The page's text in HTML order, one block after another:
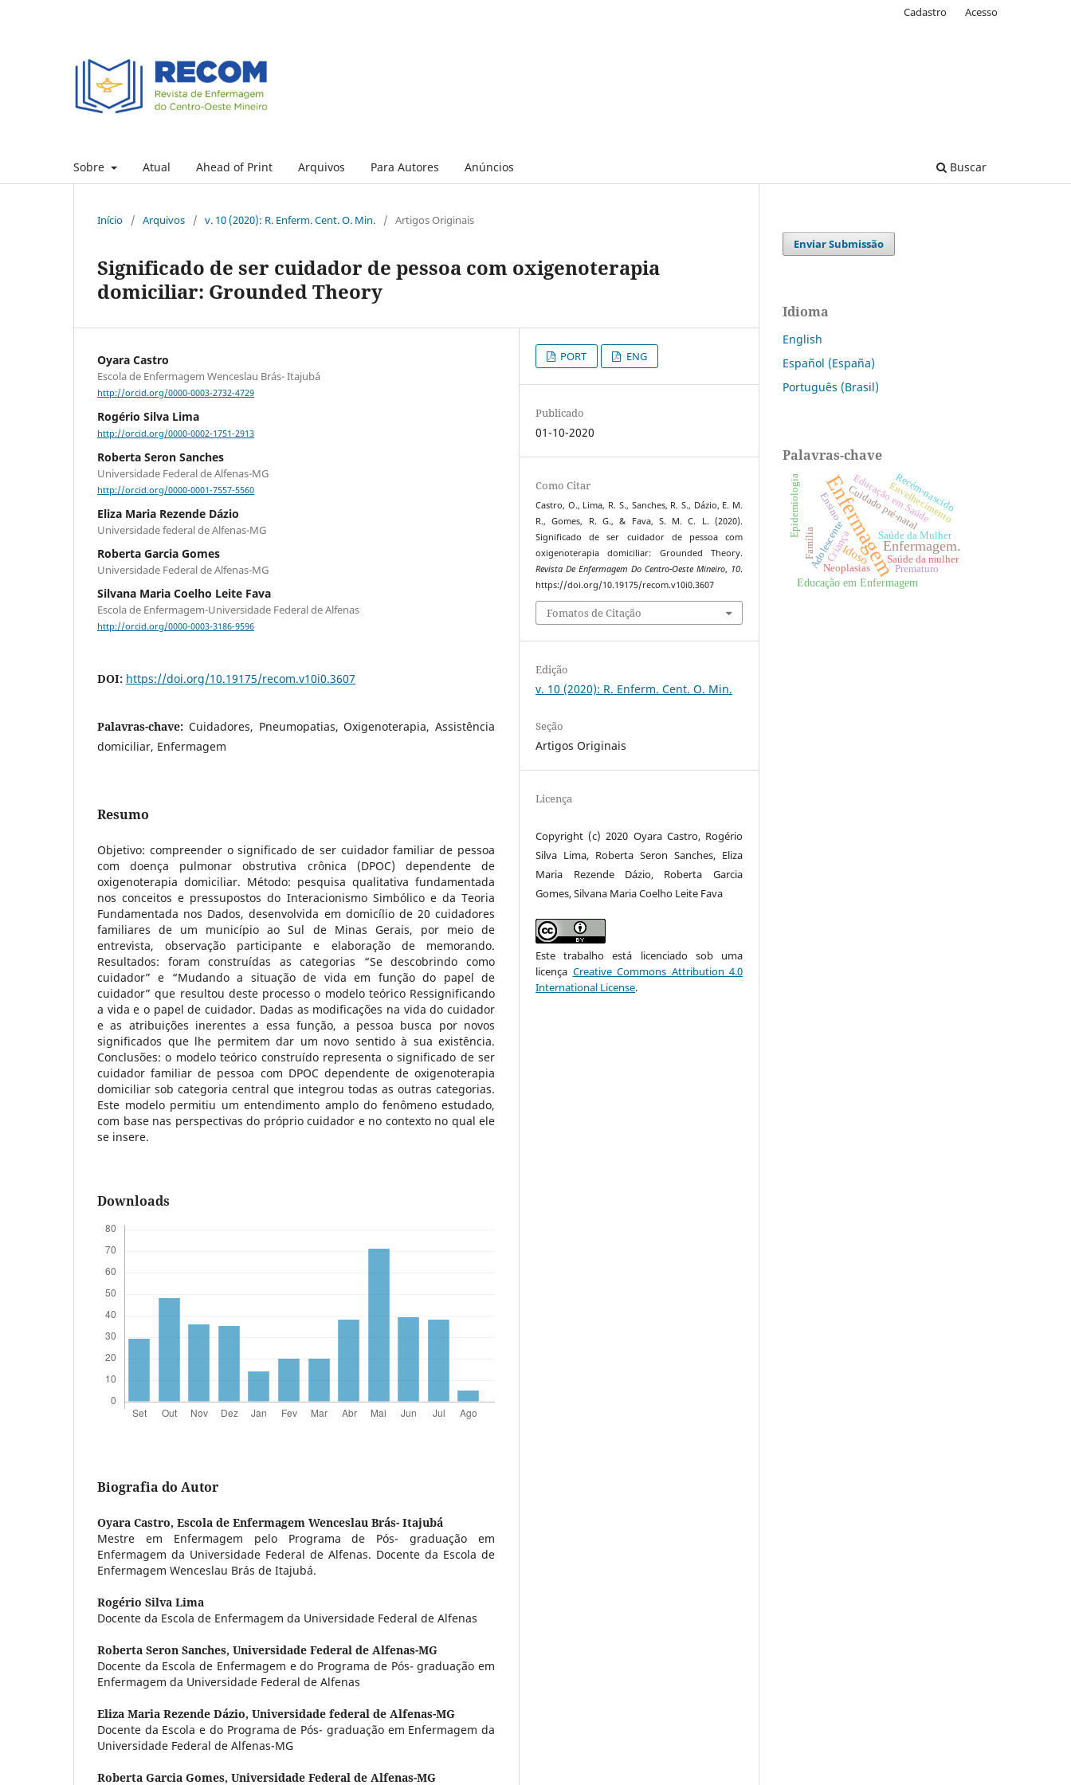
Sobre Atual Ahead of Print Arquivos Para Autores Anúncios Buscar
Cadastro Acesso
Início / Arquivos / v. 10 (2020): R. Enferm. Cent. O. Min. / Artigos Originais
Significado de ser cuidador de pessoa com oxigenoterapia
domiciliar: Grounded Theory
Oyara Castro
Escola de Enfermagem Wenceslau Brás- Itajubá
http://orcid.org/0000-0003-2732-4729
Rogério Silva Lima
http://orcid.org/0000-0002-1751-2913
Roberta Seron Sanches
Universidade Federal de Alfenas-MG
http://orcid.org/0000-0001-7557-5560
Eliza Maria Rezende Dázio
Universidade federal de Alfenas-MG
Roberta Garcia Gomes
Universidade Federal de Alfenas-MG
Silvana Maria Coelho Leite Fava
Escola de Enfermagem-Universidade Federal de Alfenas
http://orcid.org/0000-0003-3186-9596
DOI: https://doi.org/10.19175/recom.v10i0.3607
Palavras-chave: Cuidadores, Pneumopatias, Oxigenoterapia, Assistência
domiciliar, Enfermagem
Resumo
Objetivo: compreender o significado de ser cuidador familiar de pessoa
com doença pulmonar obstrutiva crônica (DPOC) dependente de
oxigenoterapia domiciliar. Método: pesquisa qualitativa fundamentada
nos conceitos e pressupostos do Interacionismo Simbólico e da Teoria
Fundamentada nos Dados, desenvolvida em domicílio de 20 cuidadores
familiares de um município ao Sul de Minas Gerais, por meio de
entrevista, observação participante e elaboração de memorando.
Resultados: foram construídas as categorias “Se descobrindo como
cuidador” e “Mudando a situação de vida em função do papel de
cuidador” que resultou deste processo o modelo teórico Ressignificando
a vida e o papel de cuidador. Dadas as modificações na vida do cuidador
e as atribuições inerentes a essa função, a pessoa busca por novos
significados que lhe permitem dar um novo sentido à sua existência.
Conclusões: o modelo teórico construído representa o significado de ser
cuidador familiar de pessoa com DPOC dependente de oxigenoterapia
domiciliar sob categoria central que integrou todas as outras categorias.
Este modelo permitiu um entendimento amplo do fenômeno estudado,
com base nas perspectivas do próprio cuidador e no contexto no qual ele
se insere.
Downloads
Biografia do Autor
Oyara Castro, Escola de Enfermagem Wenceslau Brás- Itajubá
Mestre em Enfermagem pelo Programa de Pós- graduação em
Enfermagem da Universidade Federal de Alfenas. Docente da Escola de
Enfermagem Wenceslau Brás de Itajubá.
Rogério Silva Lima
Docente da Escola de Enfermagem da Universidade Federal de Alfenas
Roberta Seron Sanches, Universidade Federal de Alfenas-MG
Docente da Escola de Enfermagem e do Programa de Pós- graduação em
Enfermagem da Universidade Federal de Alfenas
Eliza Maria Rezende Dázio, Universidade federal de Alfenas-MG
Docente da Escola e do Programa de Pós- graduação em Enfermagem da
Universidade Federal de Alfenas-MG
Roberta Garcia Gomes, Universidade Federal de Alfenas-MG
PORT ENG
Publicado
01-10-2020
Como Citar
Castro, O., Lima, R. S., Sanches, R. S., Dázio, E. M.
R., Gomes, R. G., & Fava, S. M. C. L. (2020).
Significado de ser cuidador de pessoa com
oxigenoterapia domiciliar: Grounded Theory.
Revista De Enfermagem Do Centro-Oeste Mineiro, 10.
https://doi.org/10.19175/recom.v10i0.3607
Fomatos de Citação
Edição
v. 10 (2020): R. Enferm. Cent. O. Min.
Seção
Artigos Originais
Licença
Copyright (c) 2020 Oyara Castro, Rogério
Silva Lima, Roberta Seron Sanches, Eliza
Maria Rezende Dázio, Roberta Garcia
Gomes, Silvana Maria Coelho Leite Fava
Este trabalho está licenciado sob uma
licença Creative Commons Attribution 4.0
International License.
Enviar Submissão
Idioma
English
Español (España)
Português (Brasil)
Palavras-chave
EnfermagemEnfermagem.
Idoso
Criança
Educação em Enfermagem
Cuidado pré-natal
Educação em Saúde
Envelhecimento
Saúde da mulher
Adolescente
Família
Ensino
Epidemiologia Recém-nascido
Neoplasias
Saúde da Mulher
Prematuro